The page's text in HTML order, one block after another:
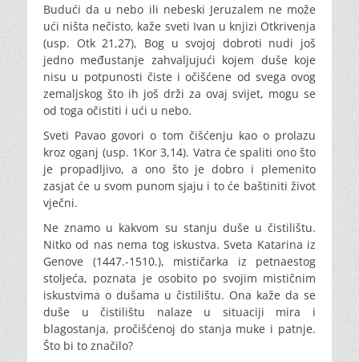
Budući da u nebo ili nebeski Jeruzalem ne može
ući ništa nečisto, kaže sveti Ivan u knjizi Otkrivenja
(usp. Otk 21,27), Bog u svojoj dobroti nudi još
jedno međustanje zahvaljujući kojem duše koje
nisu u potpunosti čiste i očišćene od svega ovog
zemaljskog što ih još drži za ovaj svijet, mogu se
od toga očistiti i ući u nebo.
Sveti Pavao govori o tom čišćenju kao o prolazu
kroz oganj (usp. 1Kor 3,14). Vatra će spaliti ono što
je propadljivo, a ono što je dobro i plemenito
zasjat će u svom punom sjaju i to će baštiniti život
vječni.
Ne znamo u kakvom su stanju duše u čistilištu.
Nitko od nas nema tog iskustva. Sveta Katarina iz
Genove (1447.-1510.), mističarka iz petnaestog
stoljeća, poznata je osobito po svojim mističnim
iskustvima o dušama u čistilištu. Ona kaže da se
duše u čistilištu nalaze u situaciji mira i
blagostanja, pročišćenoj do stanja muke i patnje.
Što bi to značilo?